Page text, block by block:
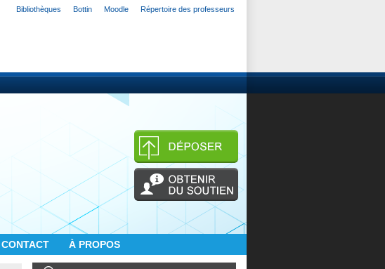
Bibliothèques Bottin Moodle Répertoire des professeurs
CONTACT À PROPOS